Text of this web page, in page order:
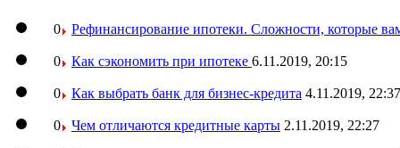
0 Рефинансирование ипотеки. Сложности, которые
0 Как сэкономить при ипотеке 6.11.2019, 20:15
0 Как выбрать банк для бизнес-кредита 4.11.2019, 22:37
0 Чем отличаются кредитные карты 2.11.2019, 22:27